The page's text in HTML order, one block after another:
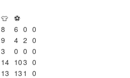
👕 ⚽
8 6 0 0
9 4 2 0
3 0 0 0
14 103 0
13 13 1
0